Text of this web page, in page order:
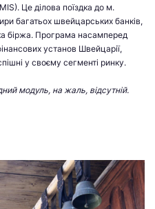
Це ділова поїздка до м.
багатьох швейцарських банків,
біржа. Програма насамперед
установ Швейцарії,
у своєму сегменті ринку.
модуль, на жаль, відсутній.